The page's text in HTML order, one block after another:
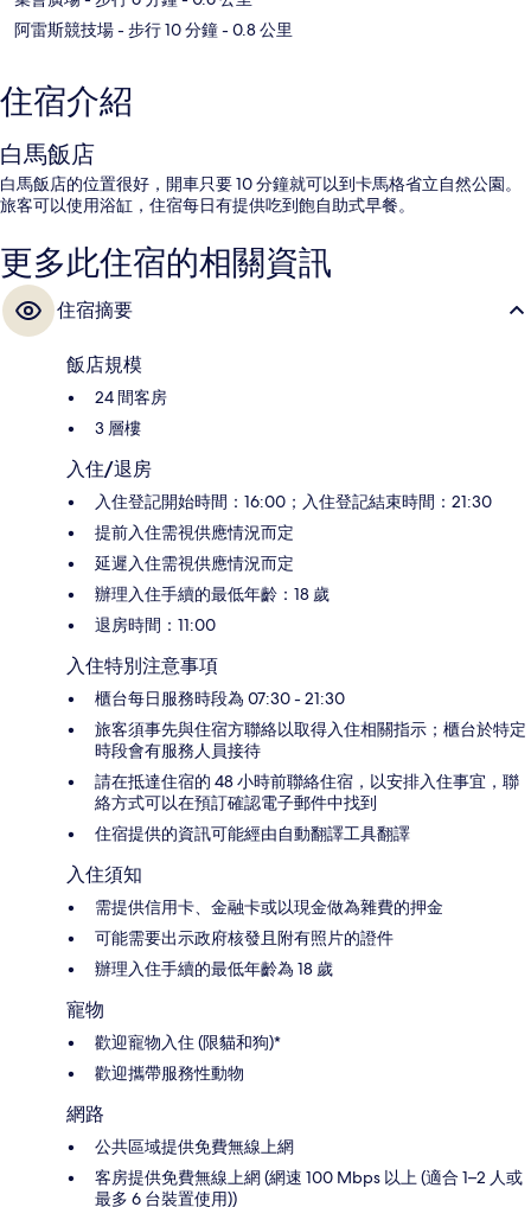
阿雷斯競技場- 步行 10 分鐘- 0.8 公里
住宿介紹
白馬飯店
白馬飯店的位置很好，開車只要 10 分鐘就可以到卡馬格省立自然公園。
旅客可以使用浴缸，住宿每日有提供吃到飽自助式早餐。
更多此住宿的相關資訊
住宿摘要
飯店規模
24 間客房
3 層樓
入住/退房
入住登記開始時間：16:00；入住登記結束時間：21:30
提前入住需視供應情況而定
延遲入住需視供應情況而定
辦理入住手續的最低年齡：18 歲
退房時間：11:00
入住特別注意事項
櫃台每日服務時段為 07:30 - 21:30
旅客須事先與住宿方聯絡以取得入住相關指示；櫃台於特定
時段會有服務人員接待
請在抵達住宿的 48 小時前聯絡住宿，以安排入住事宜，聯
絡方式可以在預訂確認電子郵件中找到
住宿提供的資訊可能經由自動翻譯工具翻譯
入住須知
需提供信用卡、金融卡或以現金做為雜費的押金
可能需要出示政府核發且附有照片的證件
辦理入住手續的最低年齡為 18 歲
寵物
歡迎寵物入住 (限貓和狗)*
歡迎攜帶服務性動物
網路
公共區域提供免費無線上網
客房提供免費無線上網 (網速 100 Mbps 以上 (適合 1–2 人或
最多 6 台裝置使用))